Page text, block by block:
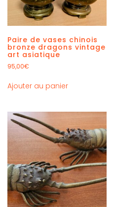
Paire de vases chinois
bronze dragons vintage
art asiatique
95,00€
Ajouter au panier